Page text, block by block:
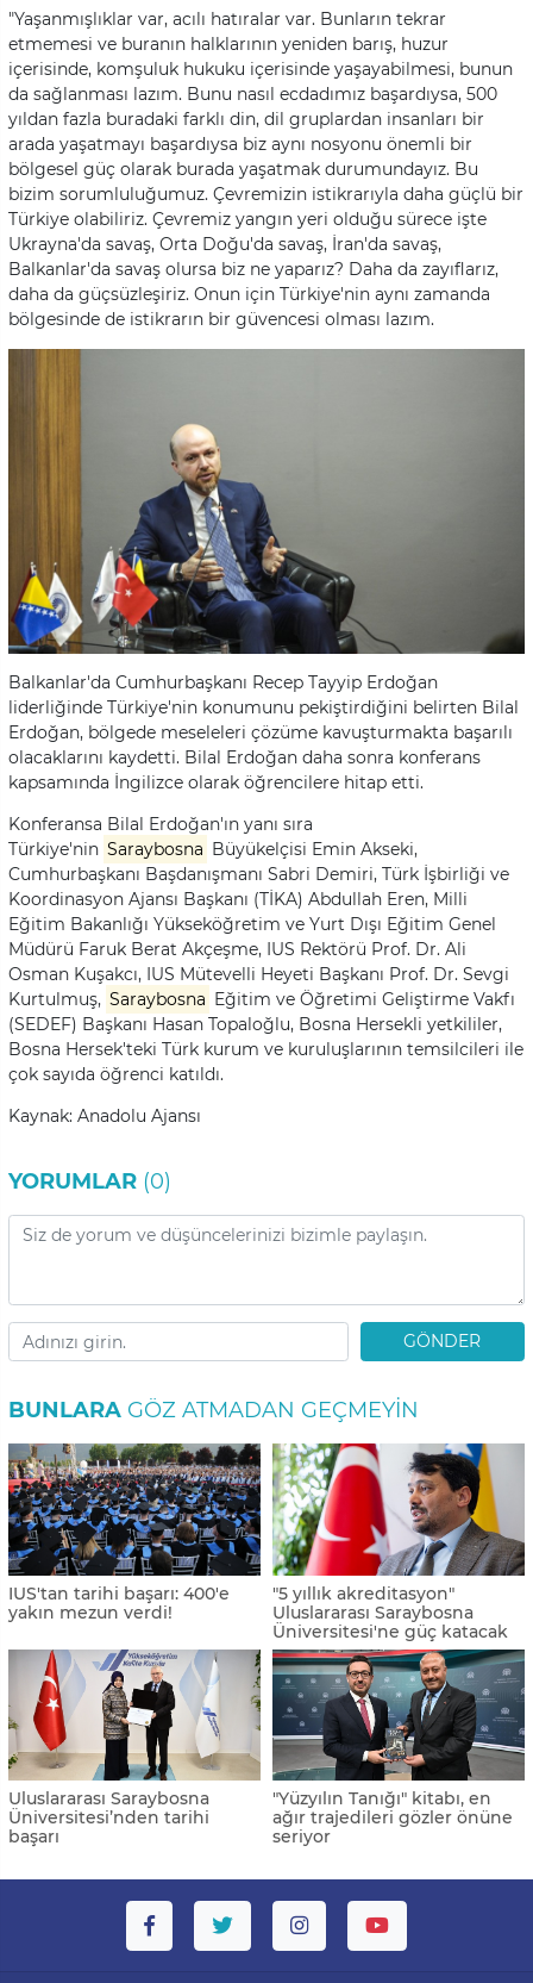
"Yaşanmışlıklar var, acılı hatıralar var. Bunların tekrar
etmemesi ve buranın halklarının yeniden barış, huzur
içerisinde, komşuluk hukuku içerisinde yaşayabilmesi, bunun
da sağlanması lazım. Bunu nasıl ecdadımız başardıysa, 500
yıldan fazla buradaki farklı din, dil gruplardan insanları bir
arada yaşatmayı başardıysa biz aynı nosyonu önemli bir
bölgesel güç olarak burada yaşatmak durumundayız. Bu
bizim sorumluluğumuz. Çevremizin istikrarıyla daha güçlü bir
Türkiye olabiliriz. Çevremiz yangın yeri olduğu sürece işte
Ukrayna'da savaş, Orta Doğu'da savaş, İran'da savaş,
Balkanlar'da savaş olursa biz ne yaparız? Daha da zayıflarız,
daha da güçsüzleşiriz. Onun için Türkiye'nin aynı zamanda
bölgesinde de istikrarın bir güvencesi olması lazım.
Balkanlar'da Cumhurbaşkanı Recep Tayyip Erdoğan
liderliğinde Türkiye'nin konumunu pekiştirdiğini belirten Bilal
Erdoğan, bölgede meseleleri çözüme kavuşturmakta başarılı
olacaklarını kaydetti. Bilal Erdoğan daha sonra konferans
kapsamında İngilizce olarak öğrencilere hitap etti.
Konferansa Bilal Erdoğan'ın yanı sıra
Türkiye'nin Saraybosna Büyükelçisi Emin Akseki,
Cumhurbaşkanı Başdanışmanı Sabri Demiri, Türk İşbirliği ve
Koordinasyon Ajansı Başkanı (TİKA) Abdullah Eren, Milli
Eğitim Bakanlığı Yükseköğretim ve Yurt Dışı Eğitim Genel
Müdürü Faruk Berat Akçeşme, IUS Rektörü Prof. Dr. Ali
Osman Kuşakcı, IUS Mütevelli Heyeti Başkanı Prof. Dr. Sevgi
Kurtulmuş, Saraybosna Eğitim ve Öğretimi Geliştirme Vakfı
(SEDEF) Başkanı Hasan Topaloğlu, Bosna Hersekli yetkililer,
Bosna Hersek'teki Türk kurum ve kuruluşlarının temsilcileri ile
çok sayıda öğrenci katıldı.
Kaynak: Anadolu Ajansı
YORUMLAR (0)
GÖNDER
BUNLARA GÖZ ATMADAN GEÇMEYIN
IUS'tan tarihi başarı: 400'e
yakın mezun verdi!
"5 yıllık akreditasyon"
Uluslararası Saraybosna
Üniversitesi'ne güç katacak
Uluslararası Saraybosna
Üniversitesi’nden tarihi
başarı
"Yüzyılın Tanığı" kitabı, en
ağır trajedileri gözler önüne
seriyor